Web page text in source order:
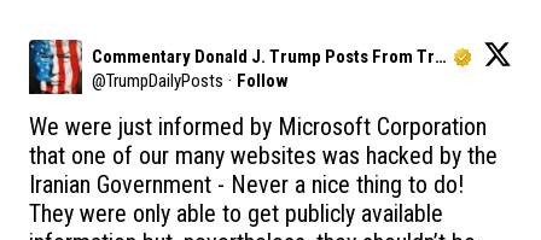
Commentary Donald J. Trump Posts From Truth Social
@TrumpDailyPosts · Follow
We were just informed by Microsoft Corporation
that one of our many websites was hacked by the
Iranian Government - Never a nice thing to do!
They were only able to get publicly available